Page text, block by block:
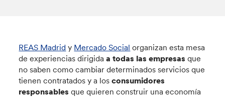
REAS Madrid y Mercado Social organizan esta mesa
de experiencias dirigidaa todas las empresas que
no saben como cambiar determinados servicios que
tienen contratados y a losconsumidores
responsables que quieren construir una economía